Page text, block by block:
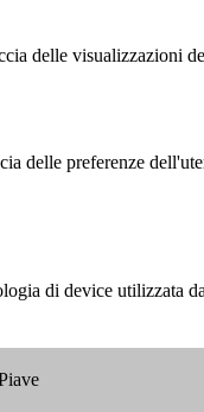
delle visualizzazioni
delle preferenze
di device utilizzata